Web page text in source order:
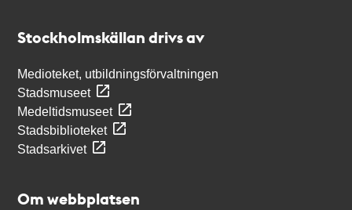
Stockholmskällan drivs av
Medioteket, utbildningsförvaltningen
Stadsmuseet
Medeltidsmuseet
Stadsbiblioteket
Stadsarkivet
Om webbplatsen